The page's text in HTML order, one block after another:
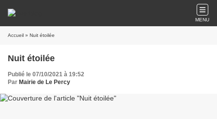
MENU
Accueil » Nuit étoilée
Nuit étoilée
Publié le 07/10/2021 à 19:52
Par Mairie de Le Percy